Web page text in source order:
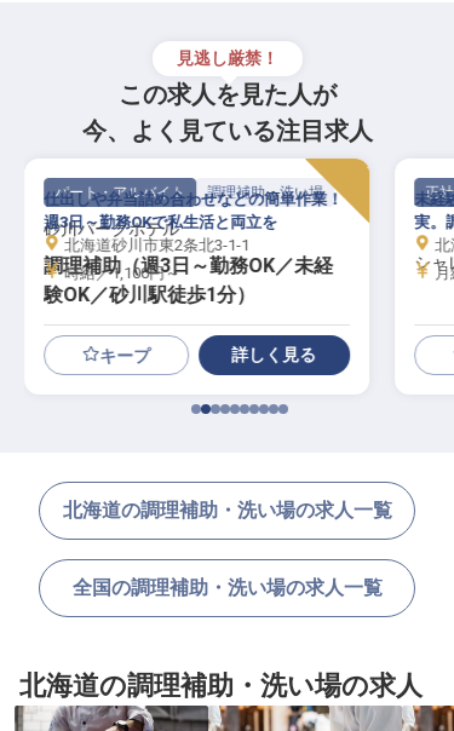
見逃し厳禁！
この求人を見た人が
今、よく見ている注目求人
パート・アルバイト 調理補助・洗い場
砂川パークホテル
調理補助（週3日～勤務OK／未経
験OK／砂川駅徒歩1分）
仕出しや弁当詰め合わせなどの簡単作業！
週3日～勤務OKで私生活と両立を
北海道砂川市東2条北3-1-1
時給／1,100円～
キープ 詳しく見る
正社
シャ
未経
実。
北
北海道の調理補助・洗い場の求人一覧
全国の調理補助・洗い場の求人一覧
北海道の調理補助・洗い場の求人